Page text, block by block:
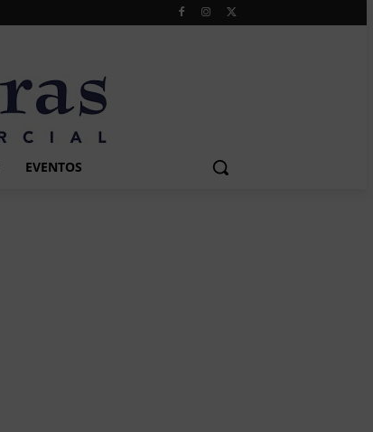
EVENTOS